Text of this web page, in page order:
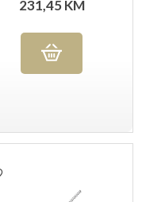
SISTEM
231,45KM